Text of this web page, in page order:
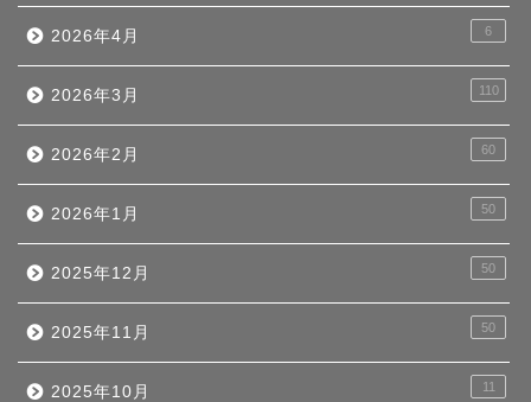
2026年4月 6
2026年3月 110
2026年2月 60
2026年1月 50
2025年12月 50
2025年11月 50
2025年10月 11